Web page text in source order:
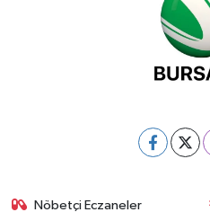
Nöbetçi Eczaneler